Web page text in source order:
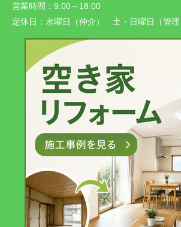
営業時間： 9:00～18:00
定休日： 水曜日（仲介） 土・日曜日（管